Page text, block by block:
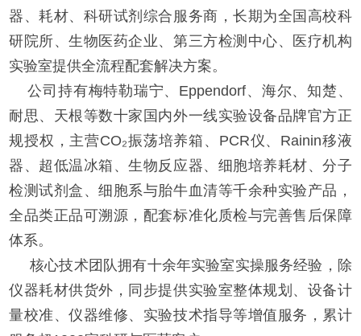
器、耗材、科研试剂综合服务商，长期为全国高校科
研院所、生物医药企业、第三方检测中心、医疗机构
实验室提供全流程配套解决方案。
公司持有梅特勒瑞宁、Eppendorf、海尔、知楚、
耐思、天根等数十家国内外一线实验设备品牌官方正
规授权，主营CO₂振荡培养箱、PCR仪、Rainin移液
器、超低温冰箱、生物反应器、细胞培养耗材、分子
检测试剂盒、细胞系与胎牛血清等千余种实验产品，
全品类正品可溯源，配套标准化质检与完善售后保障
体系。
核心技术团队拥有十余年实验室实操服务经验，除
仪器耗材供货外，同步提供实验室整体规划、设备计
量校准、仪器维修、实验技术指导等增值服务，累计